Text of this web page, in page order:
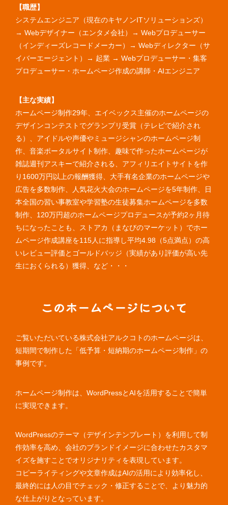
【職歴】
システムエンジニア（現在のキヤノンITソリューションズ）
→ Webデザイナー（エンタメ会社）→ Webプロデューサー
（インディーズレコードメーカー）→ Webディレクター（サ
イバーエージェント）→ 起業 → Webプロデューサー・集客
プロデューサー・ホームページ作成の講師・AIエンジニア
【主な実績】
ホームページ制作29年、エイベックス主催のホームページの
デザインコンテストでグランプリ受賞（テレビで紹介され
る）、アイドルや声優やミュージシャンのホームページ制
作、音楽ポータルサイト制作、趣味で作ったホームページが
雑誌週刊アスキーで紹介される、アフィリエイトサイトを作
り1600万円以上の報酬獲得、大手有名企業のホームページや
広告を多数制作、人気花火大会のホームページを5年制作、日
本全国の習い事教室や学習塾の生徒募集ホームページを多数
制作、120万円超のホームページプロデュースが予約2ヶ月待
ちになったことも、ストアカ（まなびのマーケット）でホー
ムページ作成講座を115人に指導し平均4.98（5点満点）の高
いレビュー評価とゴールドバッジ（実績があり評価が高い先
生におくられる）獲得、など・・・
このホームページについて
ご覧いただいている株式会社アルクコトのホームページは、
短期間で制作した「低予算・短納期のホームページ制作」の
事例です。
ホームページ制作は、WordPressとAIを活用することで簡単
に実現できます。
WordPressのテーマ（デザインテンプレート）を利用して制
作効率を高め、会社のブランドイメージに合わせたカスタマ
イズを施すことでオリジナリティを表現しています。
コピーライティングや文章作成はAIの活用により効率化し、
最終的には人の目でチェック・修正することで、より魅力的
な仕上がりとなっています。